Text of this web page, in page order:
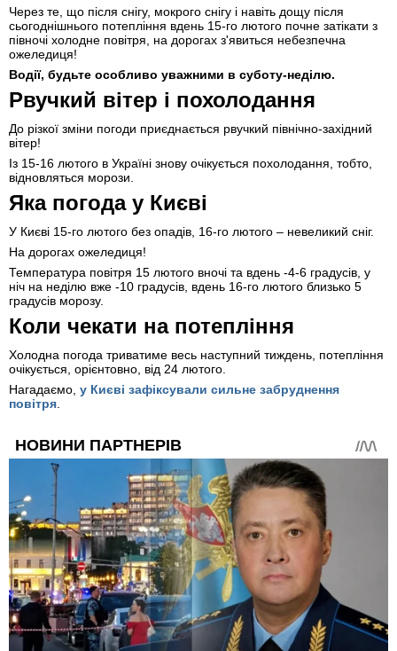
Через те, що після снігу, мокрого снігу і навіть дощу після
сьогоднішнього потепління вдень 15-го лютого почне затікати з
півночі холодне повітря, на дорогах з'явиться небезпечна
ожеледиця!
Водії, будьте особливо уважними в суботу-неділю.
Рвучкий вітер і похолодання
До різкої зміни погоди приєднається рвучкий північно-західний
вітер!
Із 15-16 лютого в Україні знову очікується похолодання, тобто,
відновляться морози.
Яка погода у Києві
У Києві 15-го лютого без опадів, 16-го лютого – невеликий сніг.
На дорогах ожеледиця!
Температура повітря 15 лютого вночі та вдень -4-6 градусів, у
ніч на неділю вже -10 градусів, вдень 16-го лютого близько 5
градусів морозу.
Коли чекати на потепління
Холодна погода триватиме весь наступний тиждень, потепління
очікується, орієнтовно, від 24 лютого.
Нагадаємо, у Києві зафіксували сильне забруднення
повітря